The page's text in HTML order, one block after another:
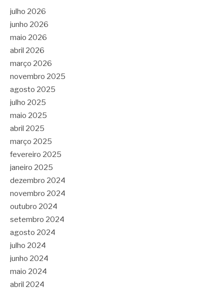
julho 2026
junho 2026
maio 2026
abril 2026
março 2026
novembro 2025
agosto 2025
julho 2025
maio 2025
abril 2025
março 2025
fevereiro 2025
janeiro 2025
dezembro 2024
novembro 2024
outubro 2024
setembro 2024
agosto 2024
julho 2024
junho 2024
maio 2024
abril 2024